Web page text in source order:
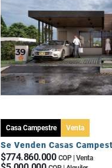
Casa Campestre Venta
$774.860.000 COP | Venta